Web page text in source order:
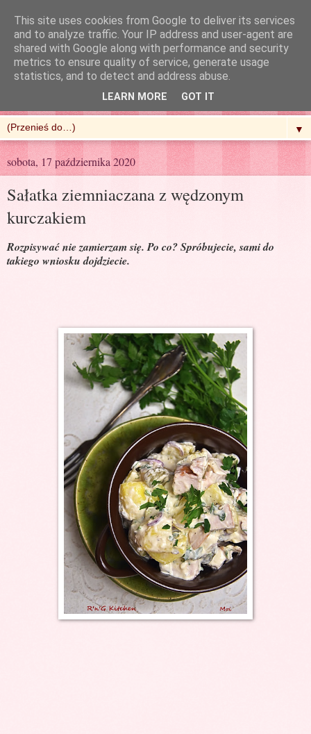
R'n'G Kitchen
▼
sobota, 17 października 2020
Sałatka ziemniaczana z wędzonym
kurczakiem
Rozpisywać nie zamierzam się. Po co? Spróbujecie, sami do
takiego wniosku dojdziecie.
This site uses cookies from Google to deliver its services
and to analyze traffic. Your IP address and user-agent are
shared with Google along with performance and security
metrics to ensure quality of service, generate usage
statistics, and to detect and address abuse.
LEARN MORE GOT IT